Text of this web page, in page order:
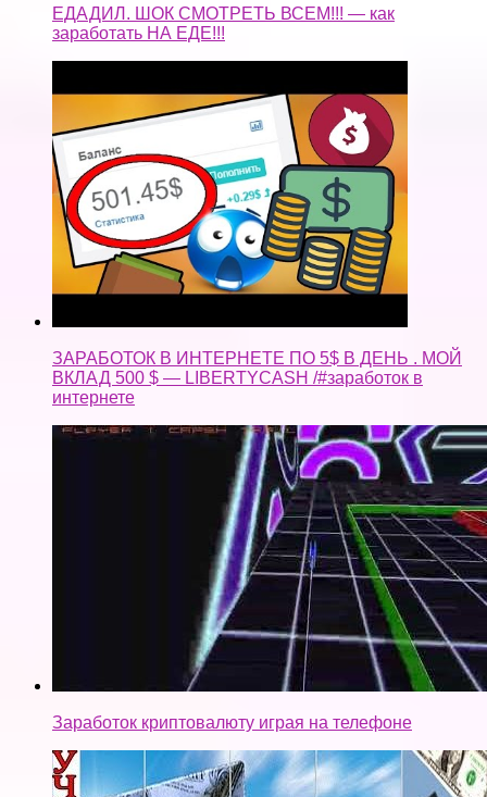
ЕДАДИЛ. ШОК СМОТРЕТЬ ВСЕМ!!! — как
заработать НА ЕДЕ!!!
ЗАРАБОТОК В ИНТЕРНЕТЕ ПО 5$ В ДЕНЬ . МОЙ
ВКЛАД 500 $ — LIBERTYCASH /#заработок в
интернете
Заработок криптовалюту играя на телефоне